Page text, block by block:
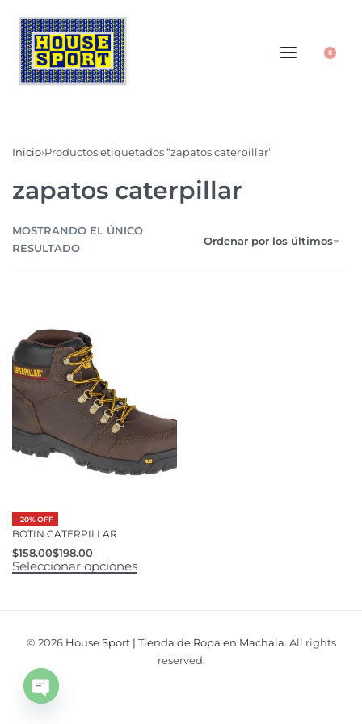
0
Inicio›Productos etiquetados “zapatos caterpillar”
zapatos caterpillar
MOSTRANDO EL ÚNICO
RESULTADO
Ordenar por los últimos
-20% OFF
BOTIN CATERPILLAR
$158.00$198.00
Seleccionar opciones
© 2026 House Sport | Tienda de Ropa en Machala. All rights
reserved.
Open